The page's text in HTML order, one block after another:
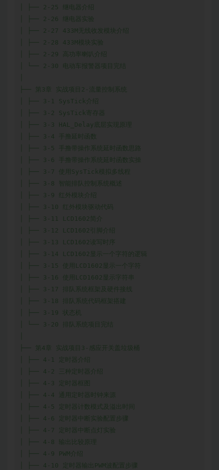
│ ├── 2-25 继电器介绍
│ ├── 2-26 继电器实验
│ ├── 2-27 433M无线收发模块介绍
│ ├── 2-28 433M模块实验
│ ├── 2-29 高功率喇叭介绍
│ └── 2-30 电动车报警器项目完结
├── 第3章 实战项目2-流量控制系统
│ ├── 3-1 SysTick介绍
│ ├── 3-2 SysTick寄存器
│ ├── 3-3 HAL_Delay底层实现原理
│ ├── 3-4 手撸延时函数
│ ├── 3-5 手撸带操作系统延时函数思路
│ ├── 3-6 手撸带操作系统延时函数实操
│ ├── 3-7 使用SysTick模拟多线程
│ ├── 3-8 智能排队控制系统概述
│ ├── 3-9 红外模块介绍
│ ├── 3-10 红外模块驱动代码
│ ├── 3-11 LCD1602简介
│ ├── 3-12 LCD1602引脚介绍
│ ├── 3-13 LCD1602读写时序
│ ├── 3-14 LCD1602显示一个字符的逻辑
│ ├── 3-15 使用LCD1602显示一个字符
│ ├── 3-16 使用LCD1602显示字符串
│ ├── 3-17 排队系统框架及硬件接线
│ ├── 3-18 排队系统代码框架搭建
│ ├── 3-19 状态机
│ └── 3-20 排队系统项目完结
├── 第4章 实战项目3-感应开关盖垃圾桶
│ ├── 4-1 定时器介绍
│ ├── 4-2 三种定时器介绍
│ ├── 4-3 定时器框图
│ ├── 4-4 通用定时器时钟来源
│ ├── 4-5 定时器计数模式及溢出时间
│ ├── 4-6 定时器中断实验配置步骤
│ ├── 4-7 定时器中断点灯实验
│ ├── 4-8 输出比较原理
│ ├── 4-9 PWM介绍
│ ├── 4-10 定时器输出PWM波配置步骤